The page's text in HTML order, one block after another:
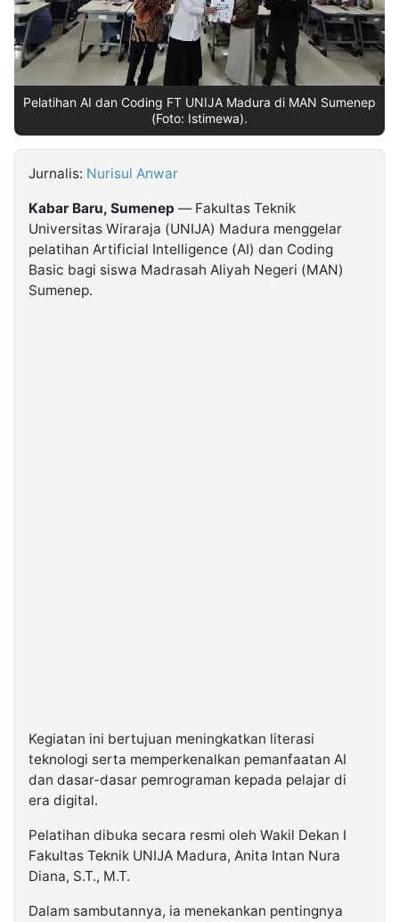
Follow
Kabarbaru
Kabarbaru.co
2026
Pelatihan AI dan Coding FT UNIJA Madura di MAN Sumenep
(Foto: Istimewa).
Jurnalis: Nurisul Anwar
Kabar Baru, Sumenep — Fakultas Teknik
Universitas Wiraraja (UNIJA) Madura menggelar
pelatihan Artificial Intelligence (AI) dan Coding
Basic bagi siswa Madrasah Aliyah Negeri (MAN)
Sumenep.
Kegiatan ini bertujuan meningkatkan literasi
teknologi serta memperkenalkan pemanfaatan AI
dan dasar-dasar pemrograman kepada pelajar di
era digital.
Pelatihan dibuka secara resmi oleh Wakil Dekan I
Fakultas Teknik UNIJA Madura, Anita Intan Nura
Diana, S.T., M.T.
Dalam sambutannya, ia menekankan pentingnya